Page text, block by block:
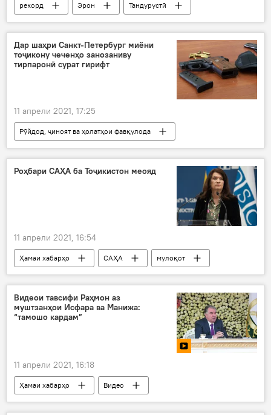
рекорд Эрон
Тандурустӣ
Осиёи Марказӣ
коронавирус
Дар шаҳри Санкт-Петербург миёни
тоҷикону чеченҳо занозаниву
тирпаронӣ сурат гирифт
11 апрели 2021, 17:25
Рӯйдод, ҷиноят ва ҳолатҳои фавқулода
тоҷик
боздошт
муноқиша
чечен
Дар Тоҷикистон
Роҳбари САҲА ба Тоҷикистон меояд
11 апрели 2021, 16:54
Ҳамаи хабарҳо САҲА
мулоқот
Дар Тоҷикистон
Сиёсат
Видеои тавсифи Раҳмон аз
муштзанҳои Исфара ва Манижа:
“тамошо кардам”
11 апрели 2021, 16:18
Ҳамаи хабарҳо Видео